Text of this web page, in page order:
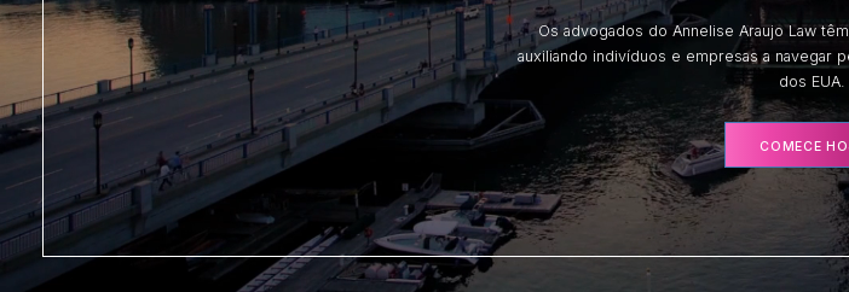
Os advogados do Annelise Araujo Law
auxiliando indivíduos e empresas a navegar
dos EUA.
COMECE